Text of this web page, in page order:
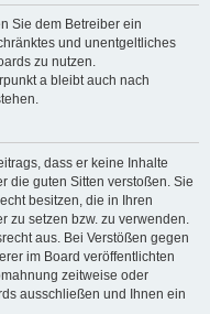
Sie dem Betreiber ein
und unentgeltliches
zu nutzen.
a bleibt auch nach
dass er keine Inhalte
die guten Sitten verstoßen. Sie
besitzen, die in Ihren
zu setzen bzw. zu verwenden.
aus. Bei Verstößen gegen
im Board veröffentlichten
zeitweise oder
ausschließen und Ihnen ein